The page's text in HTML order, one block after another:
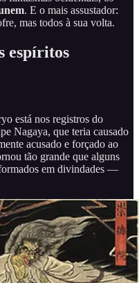
. E o mais assustador:
mas todos à sua volta.
espíritos
está nos registros do
Nagaya, que teria causado
acusado e forçado ao
tão grande que alguns
em divindades —